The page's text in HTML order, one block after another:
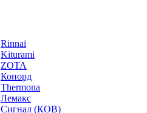
Rinnai
Kiturami
ZOTA
Конорд
Thermona
Лемакс
Сигнал (КОВ)